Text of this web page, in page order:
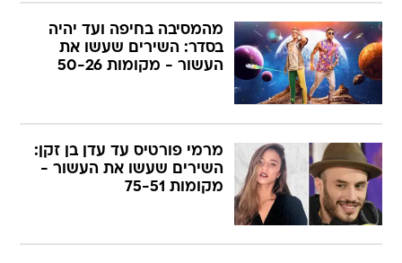
מהמסיבה בחיפה ועד יהיה
בסדר: השירים שעשו את
העשור - מקומות 50-26
מרמי פורטיס עד עדן בן זקן:
השירים שעשו את העשור -
מקומות 75-51